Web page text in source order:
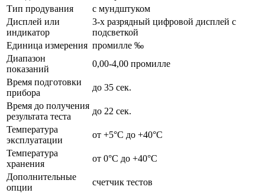
Тип продувания
с мундштуком
Дисплей или
индикатор
3-х разрядный цифровой дисплей с
подсветкой
Единица измерения промилле ‰
Диапазон
показаний
0,00-4,00 промилле
Время подготовки
прибора
до 35 сек.
Время до получения
результата теста
до 22 сек.
Температура
эксплуатации
от +5°С до +40°С
Температура
хранения
от 0°С до +40°С
Дополнительные
опции
счетчик тестов